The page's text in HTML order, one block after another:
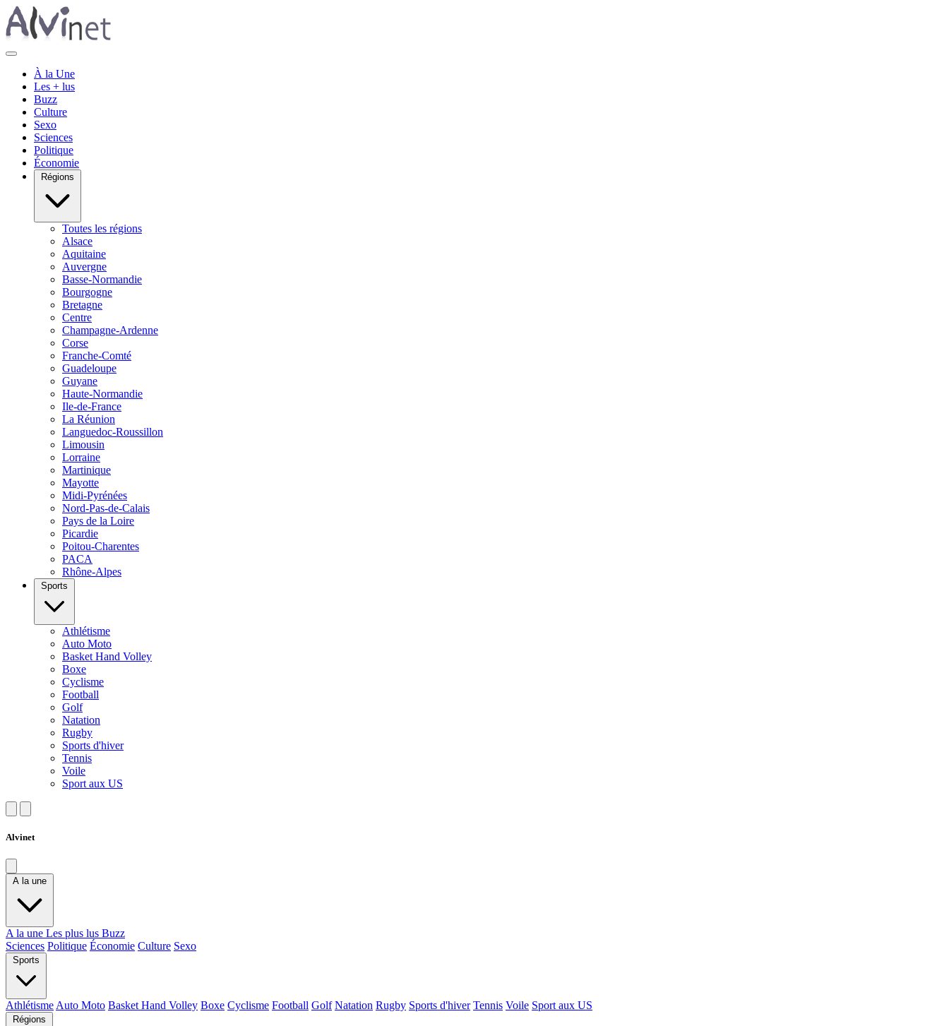
À la Une
Les + lus
Buzz
Culture
Sexo
Sciences
Politique
Économie
Régions
Toutes les régions
Alsace
Aquitaine
Auvergne
Basse-Normandie
Bourgogne
Bretagne
Centre
Champagne-Ardenne
Corse
Franche-Comté
Guadeloupe
Guyane
Haute-Normandie
Ile-de-France
La Réunion
Languedoc-Roussillon
Limousin
Lorraine
Martinique
Mayotte
Midi-Pyrénées
Nord-Pas-de-Calais
Pays de la Loire
Picardie
Poitou-Charentes
PACA
Rhône-Alpes
Sports
Athlétisme
Auto Moto
Basket Hand Volley
Boxe
Cyclisme
Football
Golf
Natation
Rugby
Sports d'hiver
Tennis
Voile
Sport aux US
Alvinet
A la une
A la une Les plus lus Buzz
Sciences Politique Économie Culture Sexo
Sports
Athlétisme Auto Moto Basket Hand Volley Boxe Cyclisme Football Golf Natation Rugby Sports d'hiver Tennis Voile Sport aux US
Régions